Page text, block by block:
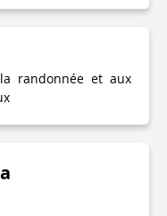
randonnée et aux